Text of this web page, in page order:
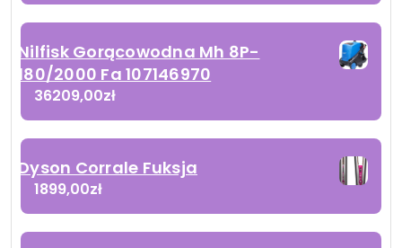
Nilfisk Gorącowodna Mh 8P-
180/2000 Fa 107146970
36209,00zł
Dyson Corrale Fuksja
1899,00zł